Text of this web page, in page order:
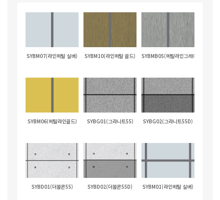
SYBM07(라인메탈 실버) SYBM10(라인메탈 골드) SYBMB05(메탈라인그레이)
SYBM06(메탈라인골드) SYBG01(그라니트55) SYBG02(그라니트55D)
SYBD01(더블콘55) SYBD02(더블콘55D) SYBM01(라인메탈 실버)